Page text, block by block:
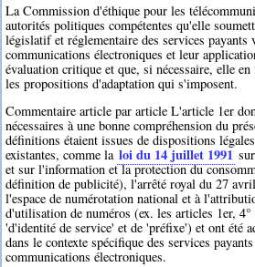
La Commission d'éthique pour les
autorités politiques compétentes qu'elle
législatif et réglementaire des services payants
communications électroniques et leur
évaluation critique et que, si nécessaire, elle
les propositions d'adaptation qui s'imposent.
Commentaire article par article L'article 1er
nécessaires à une bonne compréhension du
définitions étaient issues de dispositions
existantes, comme la loi du 14 juillet 1991
et sur l'information et la protection du
définition de publicité), l'arrêté royal du 27
l'espace de numérotation national et à
d'utilisation de numéros (ex. les articles 1er,
'd'identité de service' et de 'préfixe') et ont été
dans le contexte spécifique des services
communications électroniques.